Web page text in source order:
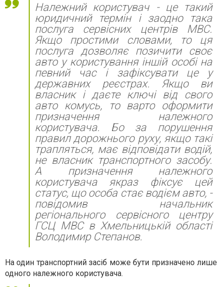
Належний користувач - це такий
юридичний термін і заодно така
послуга сервісних центрів МВС.
Якщо простими словами, то ця
послуга дозволяє позичити своє
авто у користування іншій особі на
певний час і зафіксувати це у
державних реєстрах. Якщо ви
власник і даєте ключі від свого
авто комусь, то варто оформити
призначення належного
користувача. Бо за порушення
правил дорожнього руху, якщо такі
трапляться, має відповідати водій,
не власник транспортного засобу.
А призначення належного
користувача якраз фіксує цей
статус, що особа стає водієм авто, -
повідомив начальник
регіонального сервісного центру
ГСЦ МВС в Хмельницькій області
Володимир Степанов.
На один транспортний засіб може бути призначено лише
одного належного користувача.